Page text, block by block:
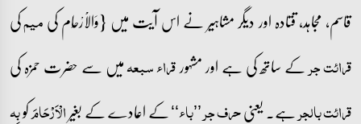
قاسم، مجاہد، قتادہ اور دیگر مشاہیر نے اس آیت میں {وَالْاَرْحَام کیمیمکی
قرائت جرکے ساتھ کی ہے اور مشہورقراء سبعہمیں سے حضرت حمزہ کی
قرائت بالجرہے۔ یعنیحرف جر ’’باء‘‘کے اعادے کے بغیرالۡاَرۡحَامَکوبِہ